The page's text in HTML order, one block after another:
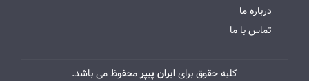
درباره ما
تماس با ما
کلیه حقوق برایایران پیپرمحفوظ می باشد.